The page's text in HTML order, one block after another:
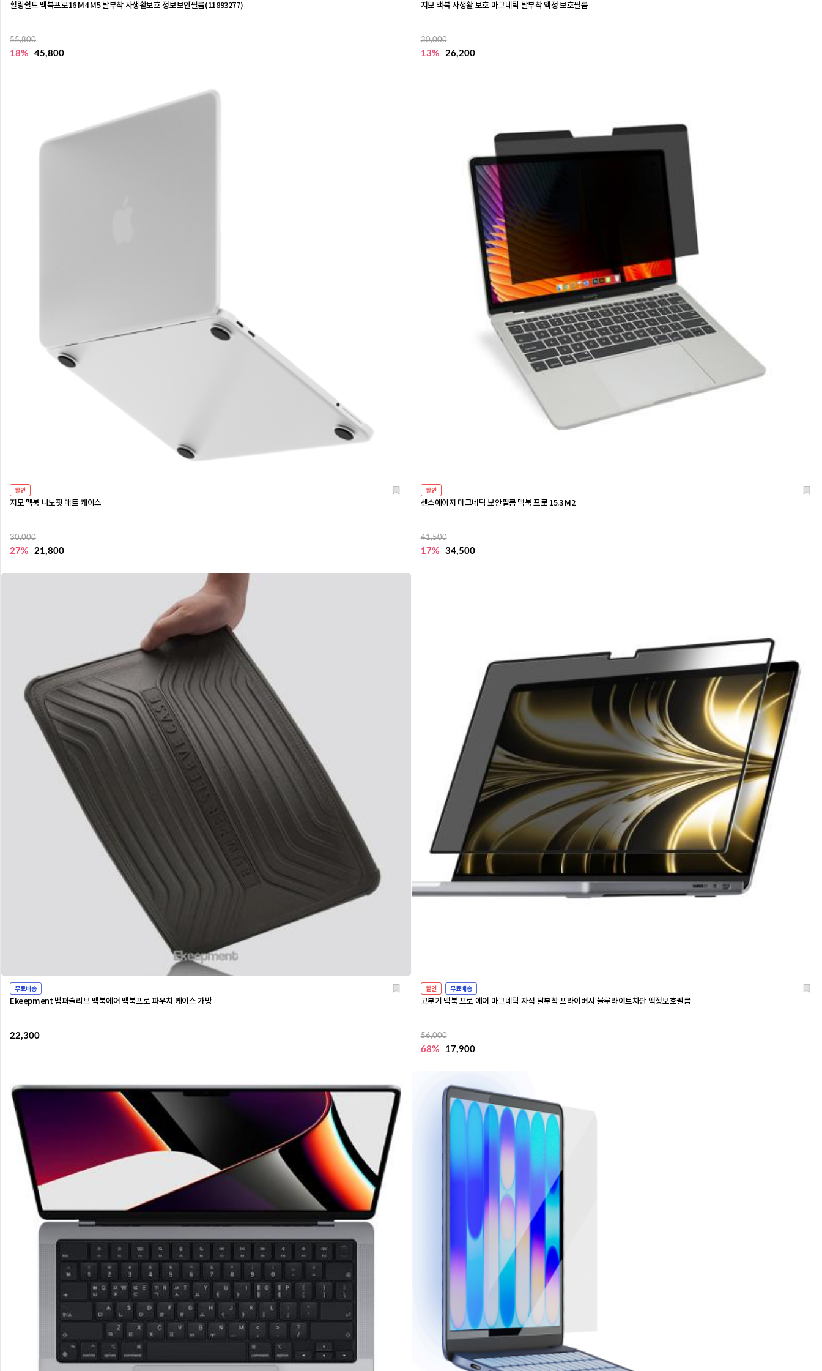
힐링쉴드 맥북프로16 M4 M5 탈부착 사생활보호 정보보안필름(11893277)
55,800
18% 45,800
지모 맥북 사생활 보호 마그네틱 탈부착 액정 보호필름
30,000
13% 26,200
할인
지모 맥북 나노핏 매트 케이스
30,000
27% 21,800
할인
센스에이지 마그네틱 보안필름 맥북 프로 15.3 M2
41,500
17% 34,500
무료배송
Ekeepment 범퍼슬리브 맥북에어 맥북프로 파우치 케이스 가방
22,300
할인 무료배송
고부기 맥북 프로 에어 마그네틱 자석 탈부착 프라이버시 블루라이트차단 액정보호필름
56,000
68% 17,900